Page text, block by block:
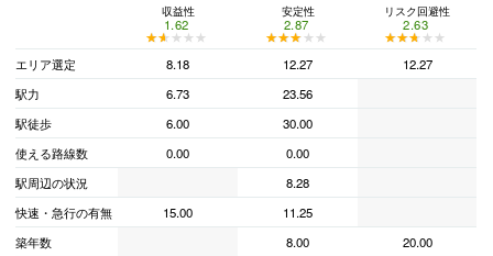
収益性
1.62
★★★★★
★★★★★
安定性
2.87
★★★★★
★★★★★
リスク回避性
2.63
★★★★★
★★★★★
エリア選定
8.18 12.27
12.27
駅力
6.73
23.56
駅徒歩
6.00
30.00
使える路線数
0.00
0.00
駅周辺の状況
8.28
快速・急行の有無
15.00
11.25
築年数
8.00
20.00